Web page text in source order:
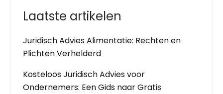
Laatste artikelen
Juridisch Advies Alimentatie: Rechten en
Plichten Verhelderd
Kosteloos Juridisch Advies voor
Ondernemers: Een Gids naar Gratis